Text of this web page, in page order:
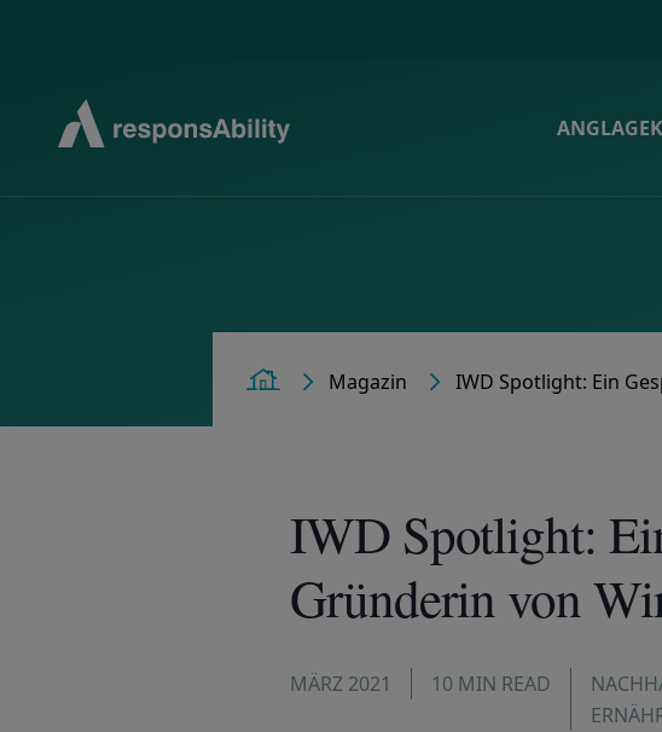
Home Magazin IWD Spotlight: Ein
IWD Spotlight:
Gründerin von
MÄRZ 2021 10 MIN READ